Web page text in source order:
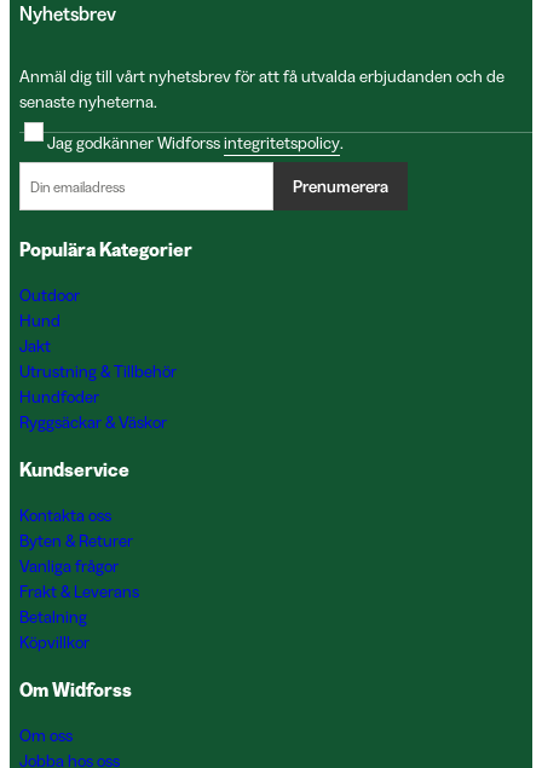
Nyhetsbrev
Anmäl dig till vårt nyhetsbrev för att få utvalda erbjudanden och de
senaste nyheterna.
Jag godkänner Widforssintegritetspolicy.
Prenumerera
Populära Kategorier
Outdoor
Hund
Jakt
Utrustning & Tillbehör
Hundfoder
Ryggsäckar & Väskor
Kundservice
Kontakta oss
Byten & Returer
Vanliga frågor
Frakt & Leverans
Betalning
Köpvillkor
Om Widforss
Om oss
Jobba hos oss